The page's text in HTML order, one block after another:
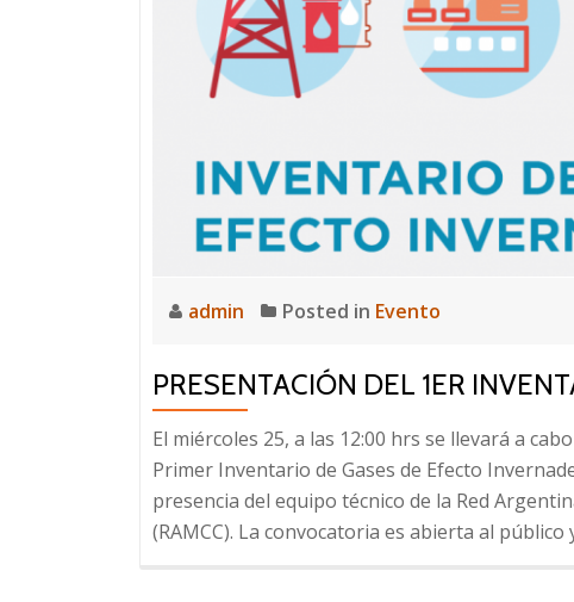
admin Posted in Evento
PRESENTACIÓN DEL 1ER
El miércoles 25, a las 12:00 hrs se llevará a
Primer Inventario de Gases de Efecto
presencia del equipo técnico de la Red
(RAMCC). La convocatoria es abierta al público